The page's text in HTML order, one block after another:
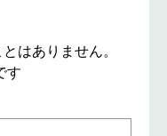
はありません。
す